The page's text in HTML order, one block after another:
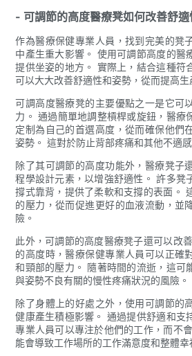
- 可調節的高度醫療凳如何改善舒
作為醫療保健專業人員，找到完美的凳
中產生重大影響。 使用可調節高度的醫
提供坐姿的地方。 實際上，結合這種符
可以大大改善舒適性和姿勢，從而提高生
可調高度醫療凳的主要優點之一是它可
力。 通過簡單地調整槓桿或旋鈕，醫療
定制為自己的首選高度，從而確保他們
姿勢。 這對於防止背部疼痛和其他不適
除了其可調節的高度功能外，醫療凳子
程學設計元素，以增強舒適性。 許多凳
撐式靠背，提供了柔軟和支撐的表面。
的壓力，從而促進更好的血液流動，並
險。
此外，可調節的高度醫療凳子還可以改
的高度時，醫療保健專業人員可以正確
和頸部的壓力。 隨著時間的流逝，這可
與姿勢不良有關的慢性疼痛狀況的風險。
除了身體上的好處之外，使用可調節的
健康產生積極影響。 通過提供舒適和支
專業人員可以專注於他們的工作，而不
能會導致工作場所的工作滿意度和整體幸